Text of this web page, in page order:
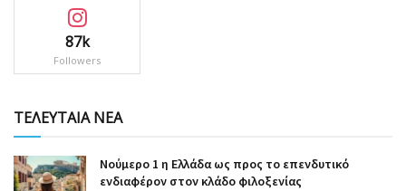
87k
Followers
ΤΕΛΕΥΤΑΙΑ ΝΕΑ
Nούμερο 1 η Ελλάδα ως προς το επενδυτικό
ενδιαφέρον στον κλάδο φιλοξενίας